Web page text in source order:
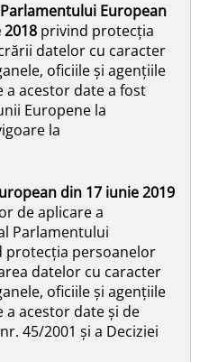
European
privind protecția
datelor cu caracter
oficiile și agențiile
acestor date a fost
Europene la
la
din 17 iunie 2019
de aplicare a
Parlamentului
protecția persoanelor
datelor cu caracter
oficiile și agențiile
acestor date și de
45/2001 și a Deciziei